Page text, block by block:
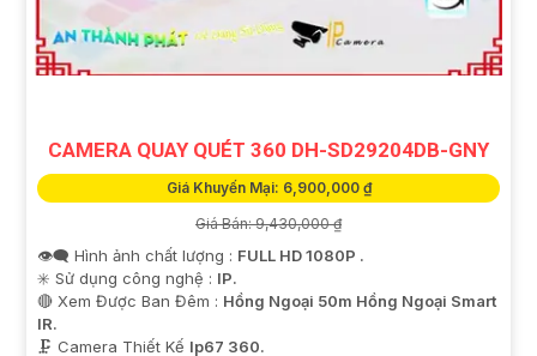
CAMERA QUAY QUÉT 360 DH-SD29204DB-GNY
Giá Khuyến Mại: 6,900,000 ₫
Giá Bán: 9,430,000 ₫
👁️‍🗨 Hình ảnh chất lượng : FULL HD 1080P .
✳️ Sử dụng công nghệ : IP.
🔴 Xem Được Ban Đêm : Hồng Ngoại 50m Hồng Ngoại Smart
IR.
🗜️ Camera Thiết Kế Ip67 360.